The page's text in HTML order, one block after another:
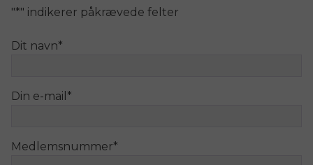
"*" indikerer påkrævede felter
Dit navn*
Din e-mail *
Medlemsnummer*